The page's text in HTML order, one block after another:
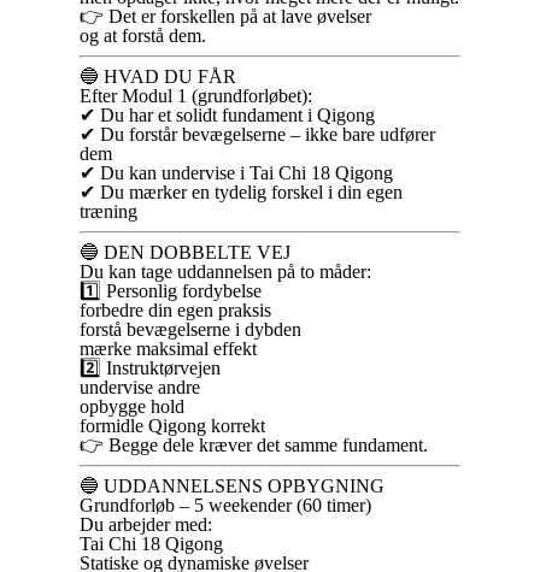
👉 Det er forskellen på at lave øvelser
og at forstå dem.
🔵 HVAD DU FÅR
Efter Modul 1 (grundforløbet):
✔ Du har et solidt fundament i Qigong
✔ Du forstår bevægelserne – ikke bare udfører
dem
✔ Du kan undervise i Tai Chi 18 Qigong
✔ Du mærker en tydelig forskel i din egen
træning
🔵 DEN DOBBELTE VEJ
Du kan tage uddannelsen på to måder:
1️⃣ Personlig fordybelse
forbedre din egen praksis
forstå bevægelserne i dybden
mærke maksimal effekt
2️⃣ Instruktørvejen
undervise andre
opbygge hold
formidle Qigong korrekt
👉 Begge dele kræver det samme fundament.
🔵 UDDANNELSENS OPBYGNING
Grundforløb – 5 weekender (60 timer)
Du arbejder med:
Tai Chi 18 Qigong
Statiske og dynamiske øvelser